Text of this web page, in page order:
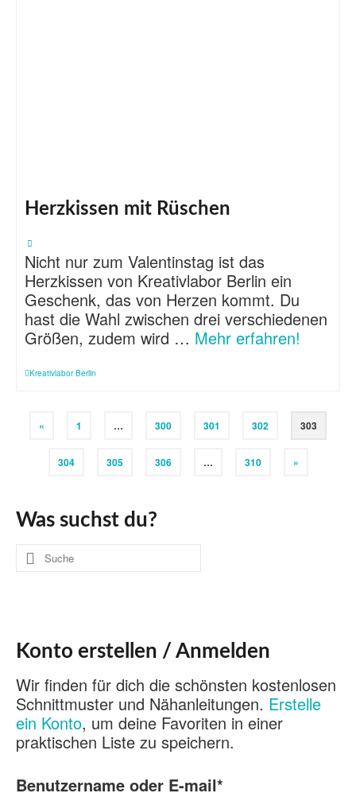
Herzkissen mit Rüschen
Nicht nur zum Valentinstag ist das
Herzkissen von Kreativlabor Berlin ein
Geschenk, das von Herzen kommt. Du
hast die Wahl zwischen drei verschiedenen
Größen, zudem wird … Mehr erfahren!
Kreativlabor Berlin
« 1 … 300 301 302 303
304 305 306 … 310 »
Was suchst du?
Suche
nach:
Konto erstellen / Anmelden
Wir finden für dich die schönsten kostenlosen
Schnittmuster und Nähanleitungen. Erstelle
ein Konto, um deine Favoriten in einer
praktischen Liste zu speichern.
Benutzername oder E-mail*